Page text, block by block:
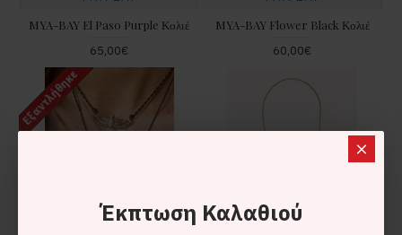
Έκπτωση Καλαθιού
MYA-BAY El Paso Purple Κολιέ
65,00€
MYA-BAY Flower Black Κολιέ
60,00€
Εξαντλήθηκε